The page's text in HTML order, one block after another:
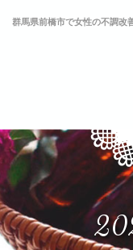
群馬県前橋市で女性の不調改